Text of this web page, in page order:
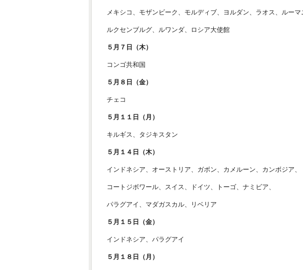
メキシコ、モザンビーク、モルディブ、ヨルダン、ラオス、ルーマ
ルクセンブルグ、ルワンダ、ロシア大使館
５月７日（木）
コンゴ共和国
５月８日（金）
チェコ
５月１１日（月）
キルギス、タジキスタン
５月１４日（木）
インドネシア、オーストリア、ガボン、カメルーン、カンボジア、
コートジボワール、スイス、ドイツ、トーゴ、ナミビア、
パラグアイ、マダガスカル、リベリア
５月１５日（金）
インドネシア、パラグアイ
５月１８日（月）